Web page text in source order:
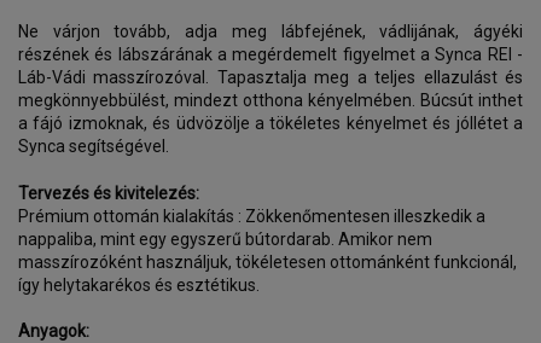
Ne várjon tovább, adja meg lábfejének, vádlijának, ágyéki
részének és lábszárának a megérdemelt figyelmet a Synca REI -
Láb-Vádi masszírozóval. Tapasztalja meg a teljes ellazulást és
megkönnyebbülést, mindezt otthona kényelmében. Búcsút inthet
a fájó izmoknak, és üdvözölje a tökéletes kényelmet és jóllétet a
Synca segítségével.
Tervezés és kivitelezés:
Prémium ottomán kialakítás : Zökkenőmentesen illeszkedik a
nappaliba, mint egy egyszerű bútordarab. Amikor nem
masszírozóként használjuk, tökéletesen ottománként funkcionál,
így helytakarékos és esztétikus.
Anyagok: